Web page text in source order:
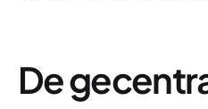
De